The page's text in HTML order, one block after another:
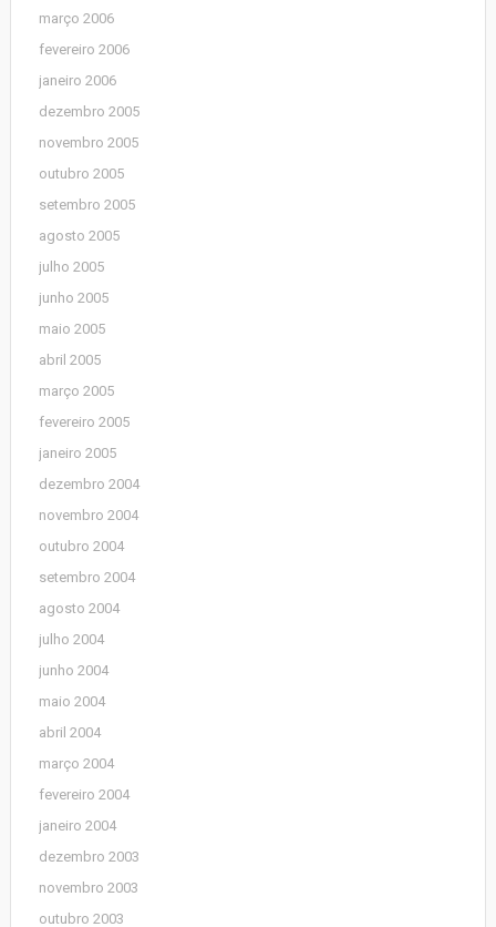
março 2006
fevereiro 2006
janeiro 2006
dezembro 2005
novembro 2005
outubro 2005
setembro 2005
agosto 2005
julho 2005
junho 2005
maio 2005
abril 2005
março 2005
fevereiro 2005
janeiro 2005
dezembro 2004
novembro 2004
outubro 2004
setembro 2004
agosto 2004
julho 2004
junho 2004
maio 2004
abril 2004
março 2004
fevereiro 2004
janeiro 2004
dezembro 2003
novembro 2003
outubro 2003